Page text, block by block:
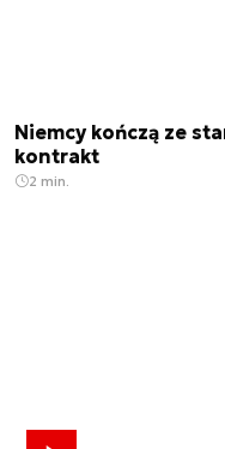
Niemcy kończą ze
kontrakt
2 min.